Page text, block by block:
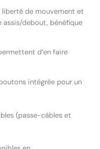
de mouvement et
assis/debout, bénéfique
d’en faire
intégrée pour un
(passe-câbles et